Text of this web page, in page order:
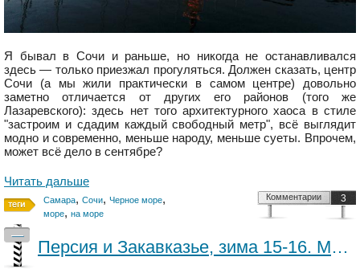
Я бывал в Сочи и раньше, но никогда не останавливался
здесь — только приезжал прогуляться. Должен сказать, центр
Сочи (а мы жили практически в самом центре) довольно
заметно отличается от других его районов (того же
Лазаревского): здесь нет того архитектурного хаоса в стиле
"застроим и сдадим каждый свободный метр", всё выглядит
модно и современно, меньше народу, меньше суеты. Впрочем,
может всё дело в сентябре?
Читать дальше
Самара, Сочи, Черное море,
море, на море
3
Комментарии
—
Персия и Закавказье, зима 15-16. Матиз на Индийском океане.